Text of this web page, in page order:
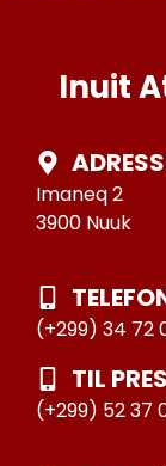
Inuit
Imaneq 2
3900 Nuuk
(+299) 34 72
TIL
(+299) 52 37